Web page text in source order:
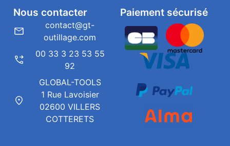
Paiement sécurisé
Nous contacter
contact@gt-
outillage.com
00 33 3 23 53 55
92
GLOBAL-TOOLS
1 Rue Lavoisier
02600 VILLERS
COTTERETS